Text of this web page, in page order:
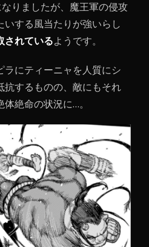
りましたが、魔王軍の侵攻
する風当たりが強いらし
されているようです。
にティーニャを人質にシ
抗するものの、敵にもそれ
絶命の状況に…。